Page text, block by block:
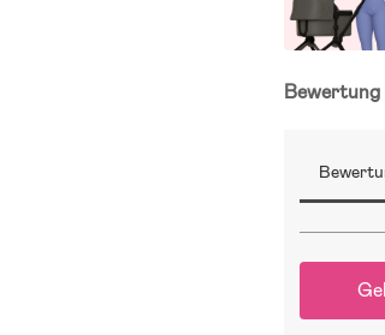
Bewertung